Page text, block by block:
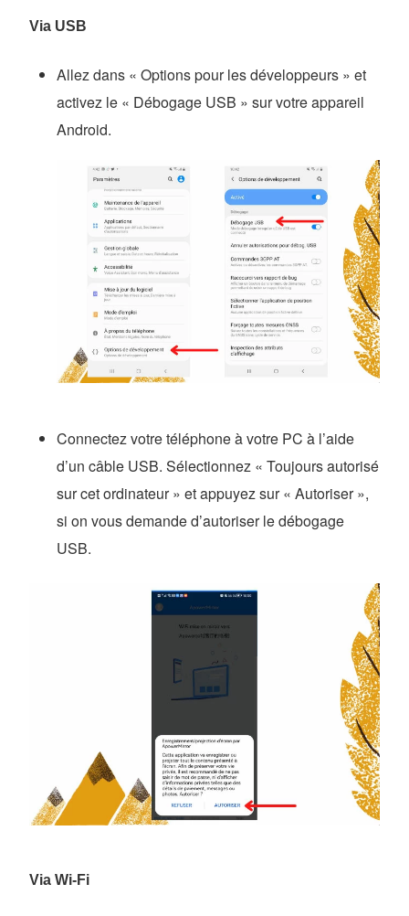
Via USB
Allez dans « Options pour les développeurs » et
activez le « Débogage USB » sur votre appareil
Android.
Connectez votre téléphone à votre PC à l’aide
d’un câble USB. Sélectionnez « Toujours autorisé
sur cet ordinateur » et appuyez sur « Autoriser »,
si on vous demande d’autoriser le débogage
USB.
Via Wi-Fi